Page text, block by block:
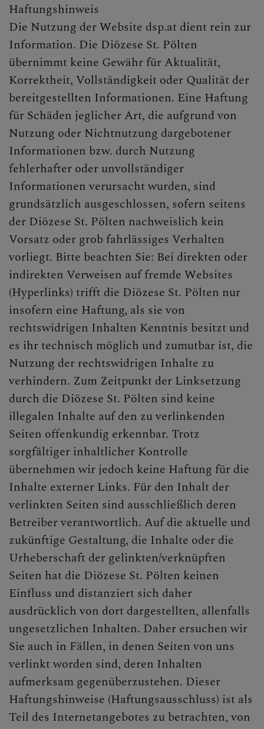
Haftungshinweis
Die Nutzung der Website dsp.at dient rein zur
Information. Die Diözese St. Pölten
übernimmt keine Gewähr für Aktualität,
Korrektheit, Vollständigkeit oder Qualität der
bereitgestellten Informationen. Eine Haftung
für Schäden jeglicher Art, die aufgrund von
Nutzung oder Nichtnutzung dargebotener
Informationen bzw. durch Nutzung
fehlerhafter oder unvollständiger
Informationen verursacht wurden, sind
grundsätzlich ausgeschlossen, sofern seitens
der Diözese St. Pölten nachweislich kein
Vorsatz oder grob fahrlässiges Verhalten
vorliegt. Bitte beachten Sie: Bei direkten oder
indirekten Verweisen auf fremde Websites
(Hyperlinks) trifft die Diözese St. Pölten nur
insofern eine Haftung, als sie von
rechtswidrigen Inhalten Kenntnis besitzt und
es ihr technisch möglich und zumutbar ist, die
Nutzung der rechtswidrigen Inhalte zu
verhindern. Zum Zeitpunkt der Linksetzung
durch die Diözese St. Pölten sind keine
illegalen Inhalte auf den zu verlinkenden
Seiten offenkundig erkennbar. Trotz
sorgfältiger inhaltlicher Kontrolle
übernehmen wir jedoch keine Haftung für die
Inhalte externer Links. Für den Inhalt der
verlinkten Seiten sind ausschließlich deren
Betreiber verantwortlich. Auf die aktuelle und
zukünftige Gestaltung, die Inhalte oder die
Urheberschaft der gelinkten/verknüpften
Seiten hat die Diözese St. Pölten keinen
Einfluss und distanziert sich daher
ausdrücklich von dort dargestellten, allenfalls
ungesetzlichen Inhalten. Daher ersuchen wir
Sie auch in Fällen, in denen Seiten von uns
verlinkt worden sind, deren Inhalten
aufmerksam gegenüberzustehen. Dieser
Haftungshinweise (Haftungsausschluss) ist als
Teil des Internetangebotes zu betrachten, von